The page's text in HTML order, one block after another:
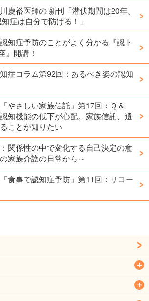
慶裕医師の 新刊「潜伏期間は20年。
症は自分で防げる！」
知症予防のことがよく分かる『認ト
』開講！
症コラム第92回：あるべき姿の認知
やさしい家族信託」第17回：Ｑ＆
知機能の低下が心配。家族信託、遺
ことが知りたい
関係性の中で変化する自己決定の意
家族介護の日常から～
食事で認知症予防」第11回：リコー